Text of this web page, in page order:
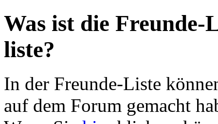
Was ist die
liste?
In der Freunde-Liste
auf dem Forum gemacht